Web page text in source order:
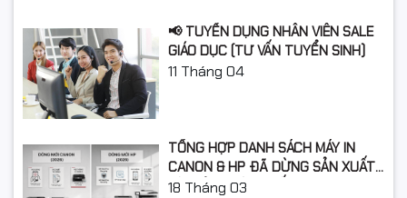
Kết nối:
Chuẩn Ethernet 100BASE-TX / 10BASE-
T, USB2.0 Tùy chọn LAN không dây
(IEEE 802.11 b / g / n)
Độ phân giải
Đem trắng∕ Màu : 600x600dpi,
Trọng lượng 28kg
📢 TUYỂN DỤNG NHÂN VIÊN SALE
GIÁO DỤC (TƯ VẤN TUYỂN SINH)
11 Tháng 04
TỔNG HỢP DANH SÁCH MÁY IN
CANON & HP ĐÃ DỪNG SẢN XUẤT:
LỘ TRÌNH NÂNG CẤP 2026
18 Tháng 03